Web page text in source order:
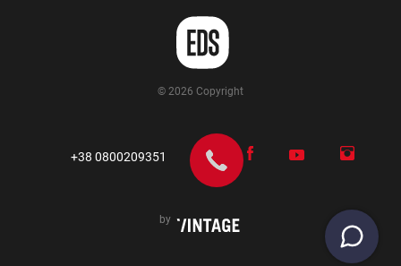
© 2026 Copyright
+38 0800209351
by